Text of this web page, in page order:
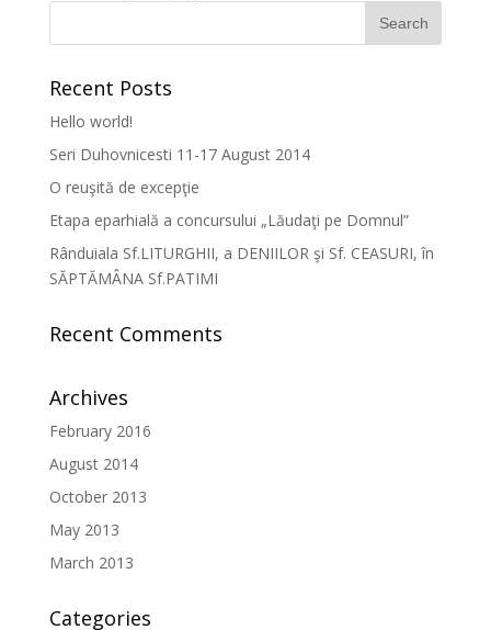
Recent Posts
Hello world!
Seri Duhovnicesti 11-17 August 2014
O reuşită de excepţie
Etapa eparhială a concursului „Lăudaţi pe Domnul”
Rânduiala Sf.LITURGHII, a DENIILOR şi Sf. CEASURI, în
SĂPTĂMÂNA Sf.PATIMI
Recent Comments
Archives
February 2016
August 2014
October 2013
May 2013
March 2013
Categories